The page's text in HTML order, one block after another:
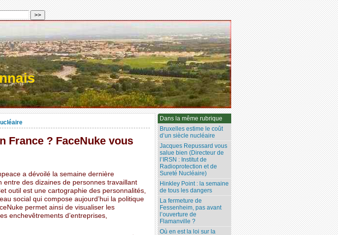
France ? FaceNuke vous
a dévoilé la semaine dernière
des dizaines de personnes travaillant
outil est une cartographie des personnalités,
social qui compose aujourd’hui la politique
permet ainsi de visualiser les
enchevêtrements d’entreprises,
Dans la même rubrique
Bruxelles estime le coût
d’un siècle nucléaire
Jacques Repussard vous
salue bien (Directeur de
l’IRSN : Institut de
Radioprotection et de
Sureté Nucléaire)
Hinkley Point : la semaine
de tous les dangers
La fermeture de
Fessenheim, pas avant
l’ouverture de
Flamanville ?
Où en est la loi sur la